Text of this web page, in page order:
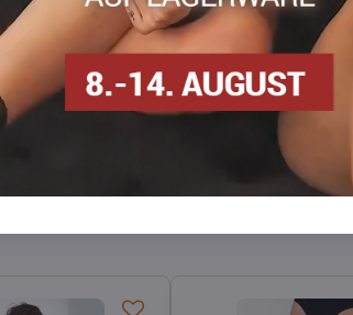
Hochzeitsstrumpfhosen Strumpfhosen DEN
LinkedIn